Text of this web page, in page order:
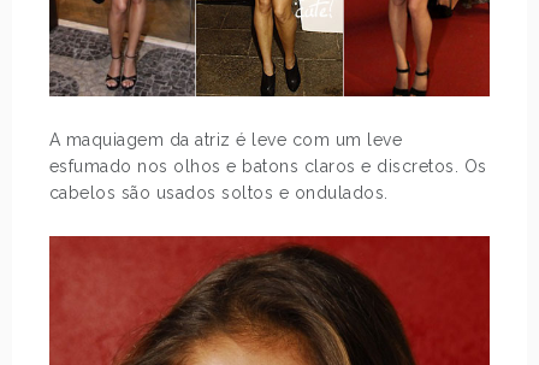
A maquiagem da atriz é leve com um leve
esfumado nos olhos e batons claros e discretos. Os
cabelos são usados soltos e ondulados.